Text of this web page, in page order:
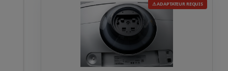
⚠ ADAPTATEUR REQUIS